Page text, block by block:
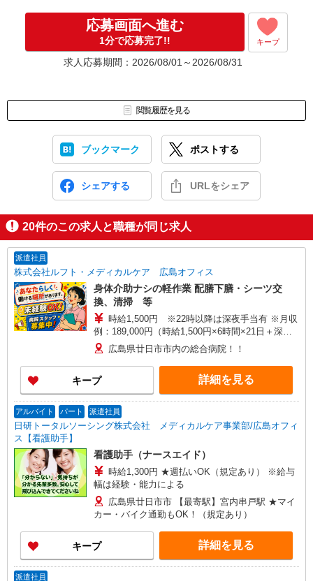
応募画面へ進む
1分で応募完了!! キープ
求人応募期間：2026/08/01～2026/08/31
閲覧履歴を見る
ブックマーク ポストする
シェアする URLをシェア
20件のこの求人と職種が同じ求人
派遣社員
株式会社ルフト・メディカルケア 広島オフィス
身体介助ナシの軽作業 配膳下膳・シーツ交
換、清掃 等
時給1,500円 ※22時以降は深夜手当有 ※月収
例：189,000円（時給1,500円×6時間×21日＋深夜
手当） ★交通費規定支給（2㎞以上で支給有） ★
給与前払制度（規定あり） ★WワークもOK
広島県廿日市市内の総合病院！！
キープ 詳細を見る
アルバイト パート 派遣社員
日研トータルソーシング株式会社 メディカルケア事業部/広島オフィ
ス【看護助手】
看護助手（ナースエイド）
時給1,300円 ★週払いOK（規定あり） ※給与
幅は経験・能力による
広島県廿日市市 【最寄駅】宮内串戸駅 ★マイ
カー・バイク通勤もOK！（規定あり）
キープ 詳細を見る
派遣社員